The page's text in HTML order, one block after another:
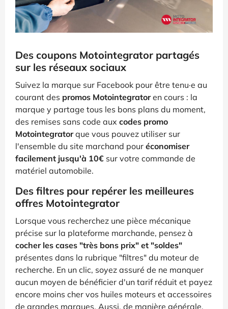
Des coupons Motointegrator partagés
sur les réseaux sociaux
Suivez la marque sur Facebook pour être tenu·e au
courant des promos Motointegratoren cours : la
marque y partage tous les bons plans du moment,
des remises sans code aux codes promo
Motointegratorque vous pouvez utiliser sur
l'ensemble du site marchand pour économiser
facilement jusqu'à 10€ sur votre commande de
matériel automobile.
Des filtres pour repérer les meilleures
offres Motointegrator
Lorsque vous recherchez une pièce mécanique
précise sur la plateforme marchande, pensez à
cocher les cases "très bons prix" et "soldes"
présentes dans la rubrique "filtres" du moteur de
recherche. En un clic, soyez assuré de ne manquer
aucun moyen de bénéficier d'un tarif réduit et payez
encore moins cher vos huiles moteurs et accessoires
de grandes marques. Aussi, de manière générale,